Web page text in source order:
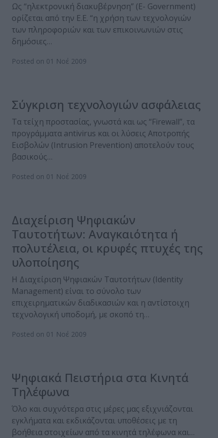
Ως “ηλεκτρονική διακυβέρνηση” (E- Government)
ορίζεται από την Ε.Ε. “η χρήση των τεχνολογιών
των πληροφοριών και των επικοινωνιών στις
δημόσιες…
Posted on 01 Νοέ 2009
Σύγκριση τεχνολογιών ασφάλειας
Τα τείχη προστασίας, γνωστά και ως “Firewall”, τα
προγράμματα antivirus και οι λύσεις Αποτροπής
Εισβολών (Intrusion Prevention) αποτελούν τους
βασικούς…
Posted on 01 Νοέ 2009
Διαχείριση Ψηφιακών
Ταυτοτήτων: Αναγκαιότητα ή
πολυτέλεια, οι κρυφές πτυχές της
υλοποίησης
Η Διαχείριση Ψηφιακών Ταυτοτήτων (Identity
Μanagement) είναι το σύνολο των
επιχειρηματικών διαδικασιών και η αντίστοιχη
τεχνολογική υποδομή, με σκοπό τη…
Posted on 01 Νοέ 2009
Ψηφιακά Πειστήρια στα Κινητά
Τηλέφωνα
Όλο και συχνότερα στις μέρες μας εξιχνιάζονται
εγκλήματα και εκδικάζονται υποθέσεις με τη
βοήθεια στοιχείων από τα κινητά τηλέφωνα και…